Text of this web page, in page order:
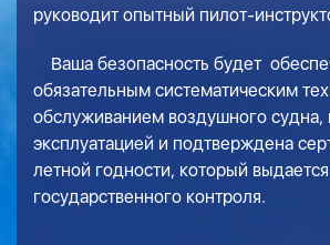
руководит опытный пилот-
Ваша безопасность будет
обязательным систематическим
обслуживанием воздушного судна,
эксплуатацией и подтверждена
летной годности, который
государственного контроля.